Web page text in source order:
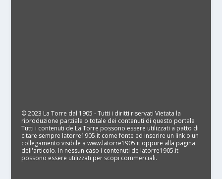
© 2023 La Torre dal 1905 - Tutti i diritti riservati Vietata la
riproduzione parziale o totale dei contenuti di questo portale
Tutti i contenuti de La Torre possono essere utilizzati a patto di
citare sempre latorre1905.it come fonte ed inserire un link o un
collegamento visibile a www.latorre1905.it oppure alla pagina
dell'articolo. In nessun caso i contenuti de latorre1905.it
possono essere utilizzati per scopi commerciali.